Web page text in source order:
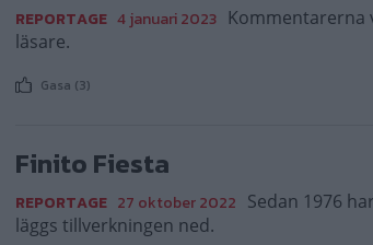
REPORTAGE 4 januari 2023 Kommentarerna
läsare.
Gasa (3)
Finito Fiesta
REPORTAGE 27 oktober 2022 Sedan 1976
läggs tillverkningen ned.